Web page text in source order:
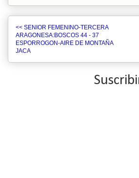
<< SENIOR FEMENINO-TERCERA
ARAGONESA:BOSCOS 44 - 37
ESPORROGON-AIRE DE MONTAÑA
JACA